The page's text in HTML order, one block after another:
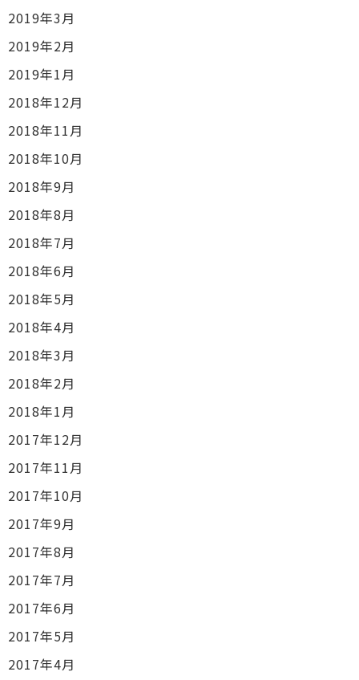
2019年3月
2019年2月
2019年1月
2018年12月
2018年11月
2018年10月
2018年9月
2018年8月
2018年7月
2018年6月
2018年5月
2018年4月
2018年3月
2018年2月
2018年1月
2017年12月
2017年11月
2017年10月
2017年9月
2017年8月
2017年7月
2017年6月
2017年5月
2017年4月